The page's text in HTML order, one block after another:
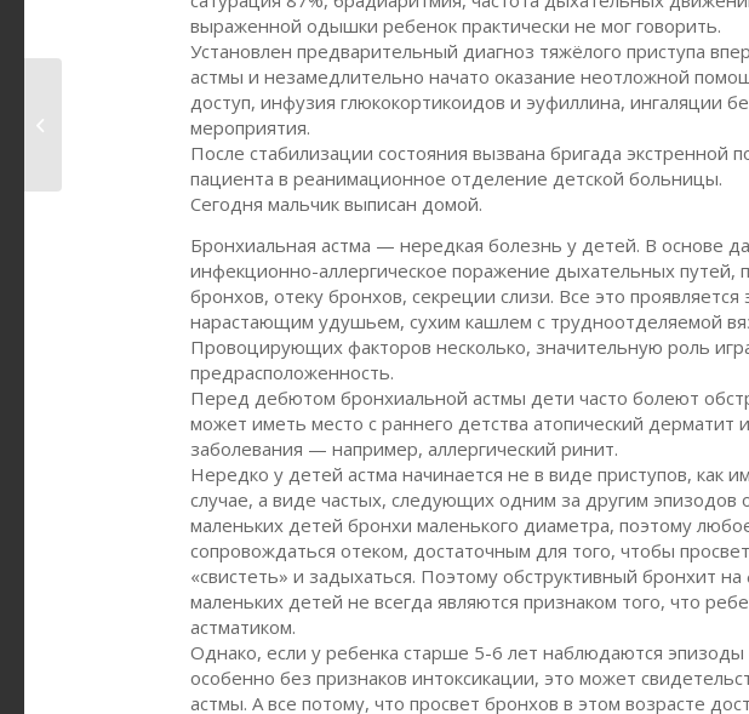
выраженной одышки ребенок практически не мог говорить.
Установлен предварительный диагноз тяжёлого приступа
астмы и незамедлительно начато оказание неотложной
доступ, инфузия глюкокортикоидов и эуфиллина, ингаляции
мероприятия.
После стабилизации состояния вызвана бригада экстренной
пациента в реанимационное отделение детской больницы.
Сегодня мальчик выписан домой.
Бронхиальная астма — нередкая болезнь у детей. В основе
инфекционно-аллергическое поражение дыхательных путей,
бронхов, отеку бронхов, секреции слизи. Все это
нарастающим удушьем, сухим кашлем с трудноотделяемой
Провоцирующих факторов несколько, значительную роль
предрасположенность.
Перед дебютом бронхиальной астмы дети часто болеют
может иметь место с раннего детства атопический дерматит
заболевания — например, аллергический ринит.
Нередко у детей астма начинается не в виде приступов, как
случае, а виде частых, следующих одним за другим эпизодов
маленьких детей бронхи маленького диаметра, поэтому
сопровождаться отеком, достаточным для того, чтобы
«свистеть» и задыхаться. Поэтому обструктивный бронхит
маленьких детей не всегда являются признаком того, что
астматиком.
Однако, если у ребенка старше 5-6 лет наблюдаются эпизоды
особенно без признаков интоксикации, это может
астмы. А все потому, что просвет бронхов в этом возрасте
Осуществлен выезд
помощи подростку...